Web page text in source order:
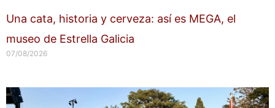
Una cata, historia y cerveza: así es MEGA, el
museo de Estrella Galicia
07/08/2026